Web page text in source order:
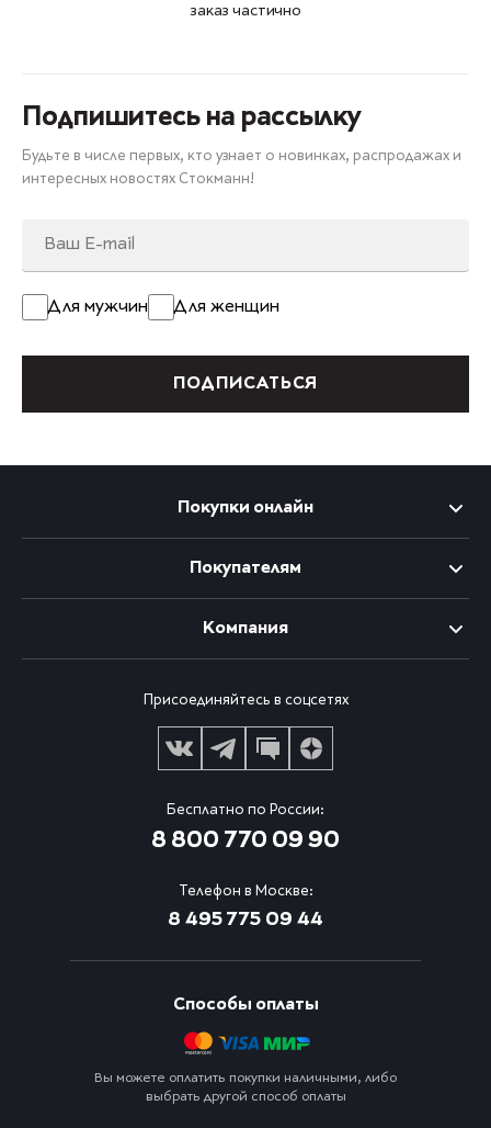
заказ частично
Подпишитесь на рассылку
Будьте в числе первых, кто узнает о новинках, распродажах и
интересных новостях Стокманн!
ПОДПИСАТЬСЯ
Для мужчин Для женщин
Присоединяйтесь в соцсетях
Бесплатно по России:
8 800 770 09 90
Телефон в Москве:
8 495 775 09 44
Покупки онлайн
Покупателям
Компания
Способы оплаты
Вы можете оплатить покупки наличными, либо
выбрать другой способ оплаты